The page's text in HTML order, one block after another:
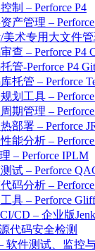
制 – Perforce P4
产管理 –
美术专用大文件管
查 – Perforce P4
管-Perforce P4
托管 – Perforce
划工具 – Perforce
期管理 –
部署 – Perforce
性能分析 –
– Perforce IPLM
试 – Perforce
码分析 –
具 – Perforce
CD – 企业版
代码安全检测
– 软件测试、监控